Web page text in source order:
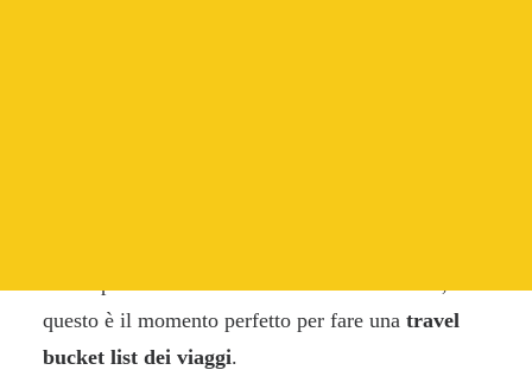
questo è il momento perfetto per fare una travel
bucket list dei viaggi.